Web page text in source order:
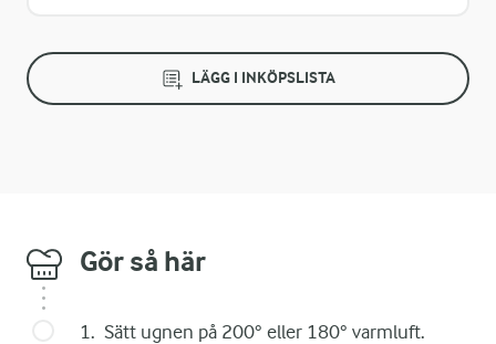
LÄGG I INKÖPSLISTA
Gör så här
Sätt ugnen på 200° eller 180° varmluft.